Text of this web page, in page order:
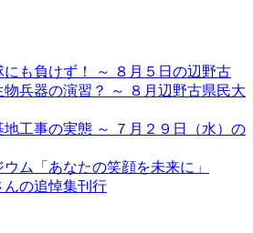
も負けず！ ～ ８月５日の辺野古
兵器の演習？ ～ ８月辺野古県民大
地工事の実態 ～ ７月２９日（水）の
ム「あなたの笑顔を未来に」
んの追悼集刊行